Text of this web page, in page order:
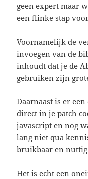
geen expert maar
een flinke stap
Voornamelijk de
invoegen van de
inhoudt dat je de
gebruiken zijn
Daarnaast is er
direct in je patch
javascript en nog
lang niet qua
bruikbaar en nuttig.
Het is echt een